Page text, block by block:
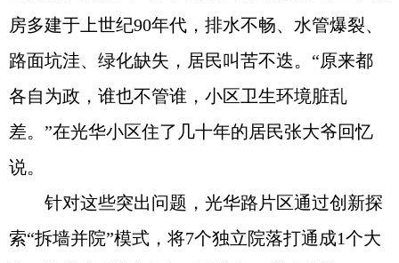
房多建于上世纪90年代，排水不畅、水管爆裂、
路面坑洼、绿化缺失，居民叫苦不迭。“原来都
各自为政，谁也不管谁，小区卫生环境脏乱
差。”在光华小区住了几十年的居民张大爷回忆
说。
针对这些突出问题，光华路片区通过创新探
索“拆墙并院”模式，将7个独立院落打通成1个大